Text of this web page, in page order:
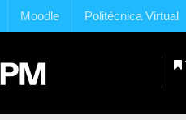
Moodle Politécnica Virtual